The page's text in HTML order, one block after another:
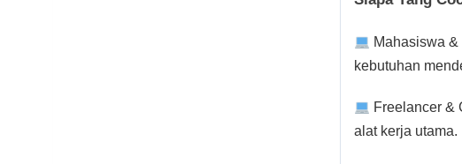
Mahasiswa
kebutuhan
Freelancer &
alat kerja utama.